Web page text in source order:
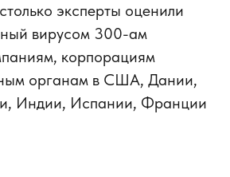
эксперты оценили
вирусом 300-ам
корпорациям
органам в США, Дании,
Индии, Испании, Франции